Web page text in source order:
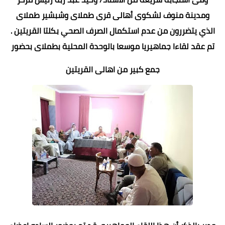
ومدينة منوف لشكوى أهالى قرى طملاى وشبشير طملاى
الذي يتضررون من عدم استكمال الصرف الصحي بكلتا القريتين .
تم عقد لقاءا جماهيريا موسعا بالوحدة المحلية بطملاى بحضور
جمع كبير من اهالى القريتين